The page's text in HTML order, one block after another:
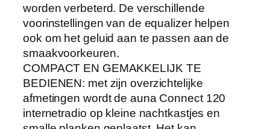
worden verbeterd. De verschillende
voorinstellingen van de equalizer helpen
ook om het geluid aan te passen aan de
smaakvoorkeuren.
COMPACT EN GEMAKKELIJK TE
BEDIENEN: met zijn overzichtelijke
afmetingen wordt de auna Connect 120
internetradio op kleine nachtkastjes en